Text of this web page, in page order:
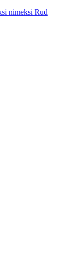
nimeksi Rud